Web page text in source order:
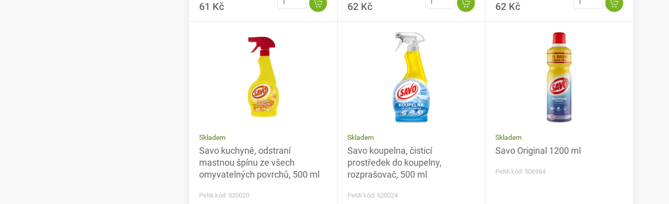
61 Kč 62 Kč 62 Kč
Skladem
Savo kuchyně, odstraní
mastnou špínu ze všech
omyvatelných povrchů, 500 ml
PeMi kód: 520020
Skladem
Savo koupelna, čisticí
prostředek do koupelny,
rozprašovač, 500 ml
PeMi kód: 520024
Skladem
Savo Original 1200 ml
PeMi kód: 506984